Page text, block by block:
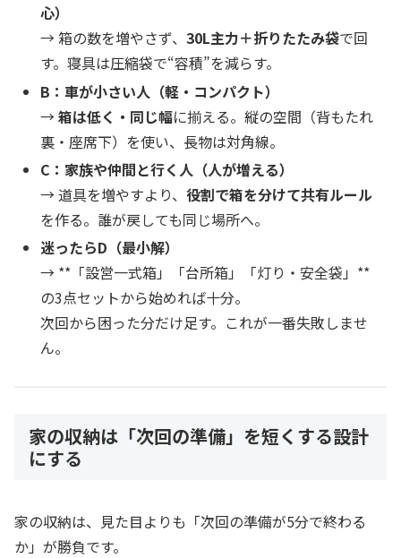
心）
→ 箱の数を増やさず、30L主力＋折りたたみ袋で回
す。寝具は圧縮袋で“容積”を減らす。
B：車が小さい人（軽・コンパクト）
→箱は低く・同じ幅に揃える。縦の空間（背もたれ
裏・座席下）を使い、長物は対角線。
C：家族や仲間と行く人（人が増える）
→ 道具を増やすより、役割で箱を分けて共有ルール
を作る。誰が戻しても同じ場所へ。
迷ったらD（最小解）
→ **「設営一式箱」「台所箱」「灯り・安全袋」**
の3点セットから始めれば十分。
次回から困った分だけ足す。これが一番失敗しませ
ん。
家の収納は「次回の準備」を短くする設計
にする
家の収納は、見た目よりも「次回の準備が5分で終わる
か」が勝負です。